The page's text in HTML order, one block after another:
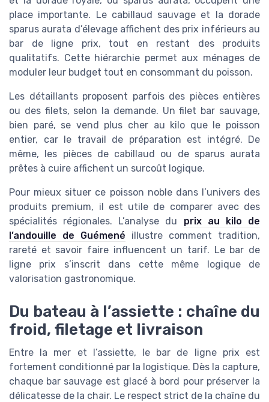
place importante. Le cabillaud sauvage et la dorade
sparus aurata d’élevage affichent des prix inférieurs au
bar de ligne prix, tout en restant des produits
qualitatifs. Cette hiérarchie permet aux ménages de
moduler leur budget tout en consommant du poisson.
Les détaillants proposent parfois des pièces entières
ou des filets, selon la demande. Un filet bar sauvage,
bien paré, se vend plus cher au kilo que le poisson
entier, car le travail de préparation est intégré. De
même, les pièces de cabillaud ou de sparus aurata
prêtes à cuire affichent un surcoût logique.
Pour mieux situer ce poisson noble dans l’univers des
produits premium, il est utile de comparer avec des
spécialités régionales. L’analyse du prix au kilo de
l’andouille de Guémené illustre comment tradition,
rareté et savoir faire influencent un tarif. Le bar de
ligne prix s’inscrit dans cette même logique de
valorisation gastronomique.
Du bateau à l’assiette : chaîne du
froid, filetage et livraison
Entre la mer et l’assiette, le bar de ligne prix est
fortement conditionné par la logistique. Dès la capture,
chaque bar sauvage est glacé à bord pour préserver la
délicatesse de la chair. Le respect strict de la chaîne du